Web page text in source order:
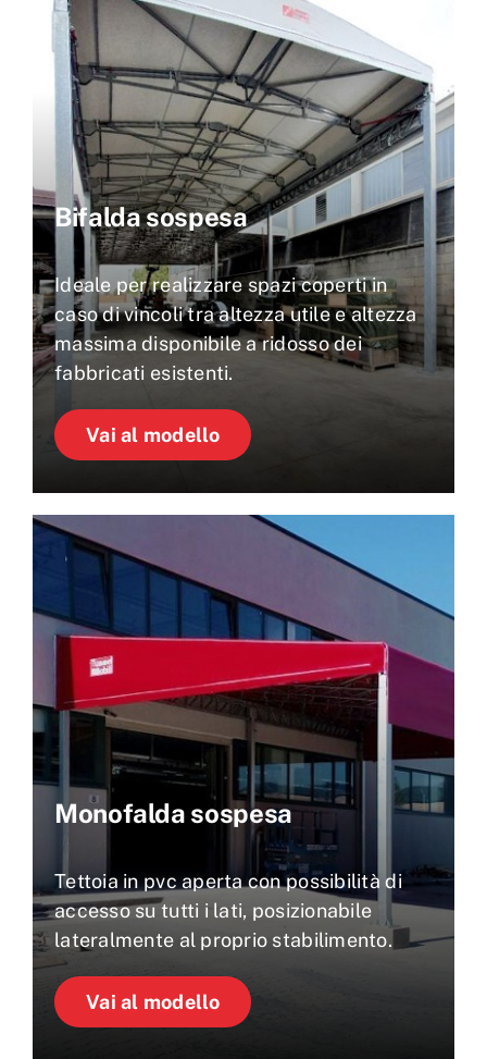
Bifalda sospesa
Ideale per realizzare spazi coperti in
caso di vincoli tra altezza utile e altezza
massima disponibile a ridosso dei
fabbricati esistenti.
Vai al modello
Monofalda sospesa
Tettoia in pvc aperta con possibilità di
accesso su tutti i lati, posizionabile
lateralmente al proprio stabilimento.
Vai al modello